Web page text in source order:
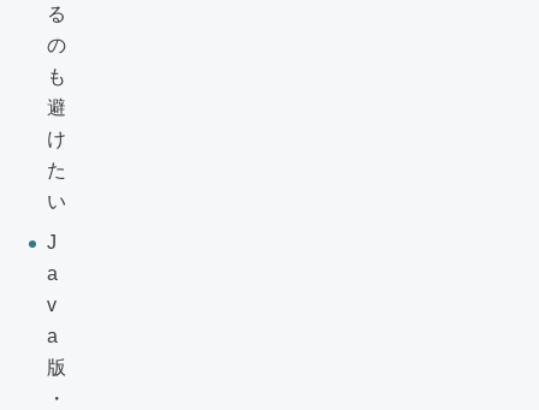
る
の
も
避
け
た
い
J
a
v
a
版
・